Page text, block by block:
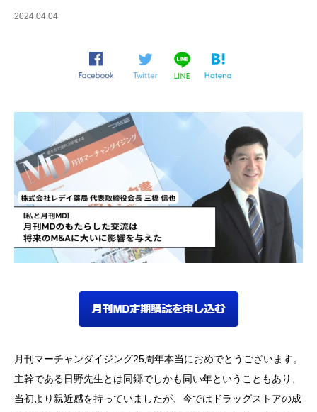
2024.04.04
月刊マーチャンダイジング25周年本当におめでとうございます。
主幹である日野先生とは同郷でしかも同い年ということもあり、
当初より親近感を持っていましたが、今ではドラッグストアの成